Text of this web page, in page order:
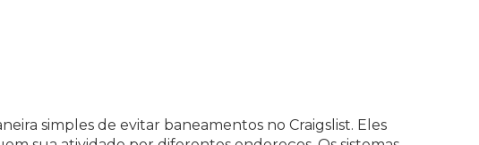
simples de evitar baneamentos no Craigslist. Eles